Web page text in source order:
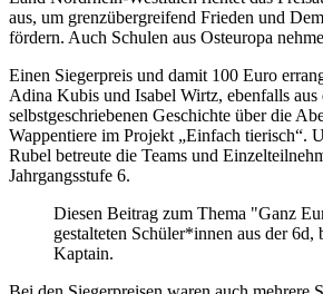
aus, um grenzübergreifend Frieden und
fördern. Auch Schulen aus Osteuropa
Einen Siegerpreis und damit 100 Euro
Adina Kubis und Isabel Wirtz, ebenfalls aus
selbstgeschriebenen Geschichte über die
Wappentiere im Projekt „Einfach tierisch“.
Rubel betreute die Teams und
Jahrgangsstufe 6.
Diesen Beitrag zum Thema "Ganz
gestalteten Schüler*innen aus der 6d,
Kaptain.